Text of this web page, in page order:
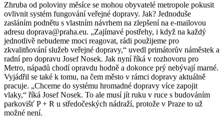
Zhruba od poloviny měsíce se mohou obyvatelé metropole pokusit
ovlivnit systém fungování veřejné dopravy. Jak? Jednoduše
zasláním podnětu s vlastním návrhem na zlepšení na e-mailovou
adresu doprava@praha.eu. „Zajímavé postřehy, i když na každý
jednotlivě nebudeme moci reagovat, rádi použijeme pro
zkvalitňování služeb veřejné dopravy,“ uvedl primátorův náměstek a
radní pro dopravu Josef Nosek. Jak nyní říká v rozhovoru pro
Metro, nápadů chodí opravdu hodně a dokonce prý nebývají marné.
Vyjádřil se také k tomu, na čem město v rámci dopravy aktuálně
pracuje. „Chceme do systému hromadné dopravy více zapojit
vlaky,“ říká Josef Nosek. To ale musí jít ruku v ruce s budováním
parkovišť P + R u středočeských nádraží, protože v Praze to už
možné není.